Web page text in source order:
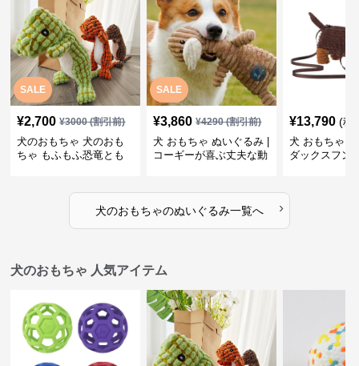
SALE
¥2,700 ¥3000(割引前)
犬のおもちゃ 犬のおも
ちゃ もふもふ恐竜とも
SALE
¥3,860 ¥4290(割引前)
犬 おもちゃ ぬいぐるみ |
コーギーが喜ぶ丈夫な動
¥13,790 (税
犬 おもちゃ
ダックスフン
犬のおもちゃのぬいぐるみ一覧へ ›
犬のおもちゃ 人気アイテム